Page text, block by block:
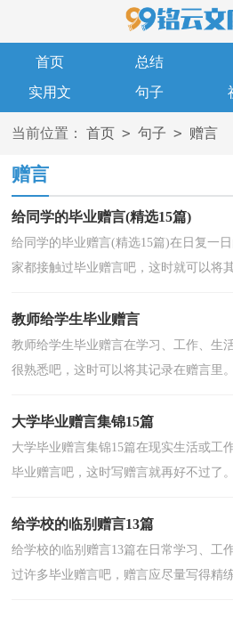
首页 总结
实用文
句子
当前位置： 首页 > 句子 > 赠言
赠言
给同学的毕业赠言(精选15篇)
给同学的毕业赠言(精选15篇)在日复一
家都接触过毕业赠言吧，这时就可以将
教师给学生毕业赠言
教师给学生毕业赠言在学习、工作、生
很熟悉吧，这时可以将其记录在赠言里
大学毕业赠言集锦15篇
大学毕业赠言集锦15篇在现实生活或工
毕业赠言吧，这时写赠言就再好不过了
给学校的临别赠言13篇
给学校的临别赠言13篇在日常学习、工
过许多毕业赠言吧，赠言应尽量写得精